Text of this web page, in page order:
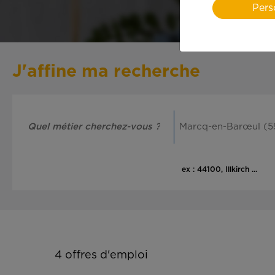
J'affine ma recherche
ex : 44100, Illkirch ...
4 offres d'emploi